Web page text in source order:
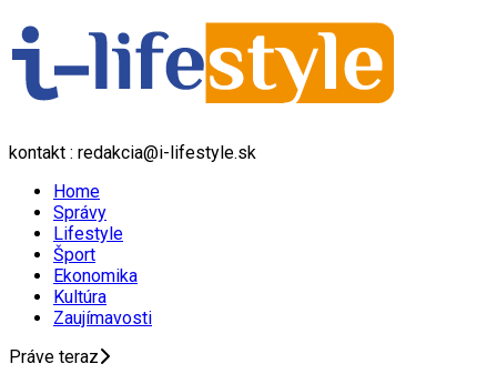
kontakt : redakcia@i-lifestyle.sk
Home
Správy
Lifestyle
Šport
Ekonomika
Kultúra
Zaujímavosti
Práve teraz